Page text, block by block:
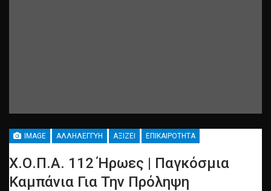
IMAGE ΑΛΛΗΛΕΓΓΎΗ ΑΞΊΖΕΙ ΕΠΙΚΑΙΡΌΤΗΤΑ
Χ.Ο.Π.Α. 112 Ήρωες | Παγκόσμια
Καμπάνια Για Την Πρόληψη